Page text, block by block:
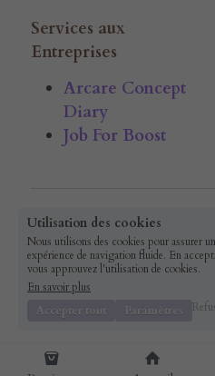
Services aux
Entreprises
Arcare Concept
Diary
Job For Boost
© 2016 ArcareConcept
Politique de
Utilisation des cookies
Nous utilisons des cookies pour assurer
expérience de navigation fluide. En
vous approuvez l'utilisation de cookies.
En savoir plus
Accepter tout
Paramètres